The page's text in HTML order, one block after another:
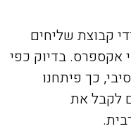
בשנת 2017 על ידי קבוצת שליחים
אקספרס. בדיוק כפי
כך פיתחנו
לקבל את